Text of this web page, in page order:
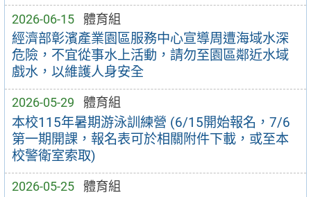
2026-06-15 體育組
經濟部彰濱產業園區服務中心宣導周遭海域水深
危險，不宜從事水上活動，請勿至園區鄰近水域
戲水，以維護人身安全
2026-05-29 體育組
本校115年暑期游泳訓練營 (6/15開始報名，7/6
第一期開課，報名表可於相關附件下載，或至本
校警衛室索取)
2026-05-25 體育組